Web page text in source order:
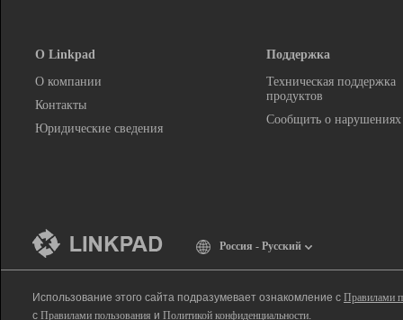
О Linkpad
О компании
Контакты
Юридические сведения
Поддержка
Техническая поддержка
продуктов
Сообщить о нарушениях
Россия - Русский
Использование этого сайта подразумевает ознакомление с Правилами
с Правилами пользования и Политикой конфиденциальности.